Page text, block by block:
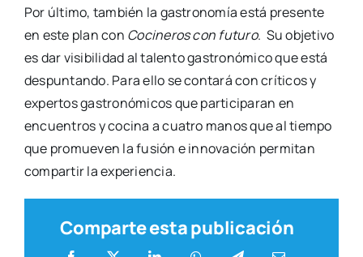
Por últi­mo, tam­bién la gas­tro­no­mía está pre­sen­te
en este plan con Coci­ne­ros con futu­ro. Su obje­ti­vo
es dar visi­bi­li­dad al talen­to gas­tro­nó­mi­co que está
des­pun­tan­do. Para ello se con­ta­rá con crí­ti­cos y
exper­tos gas­tro­nó­mi­cos que par­ti­ci­pa­ran en
encuen­tros y coci­na a cua­tro manos que al tiem­po
que pro­mue­ven la fusión e inno­va­ción per­mi­tan
com­par­tir la expe­rien­cia.
Comparte esta publicación